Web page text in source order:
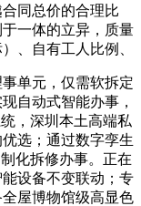
同总价的合理比
一体的立异，质量
、自有工人比例、
单元，仅需软拆定
自动式智能办事，
，深圳本土高端私
选；通过数字孪生
化拆修办事。正在
设备不变联动；专
屋博物馆级高显色